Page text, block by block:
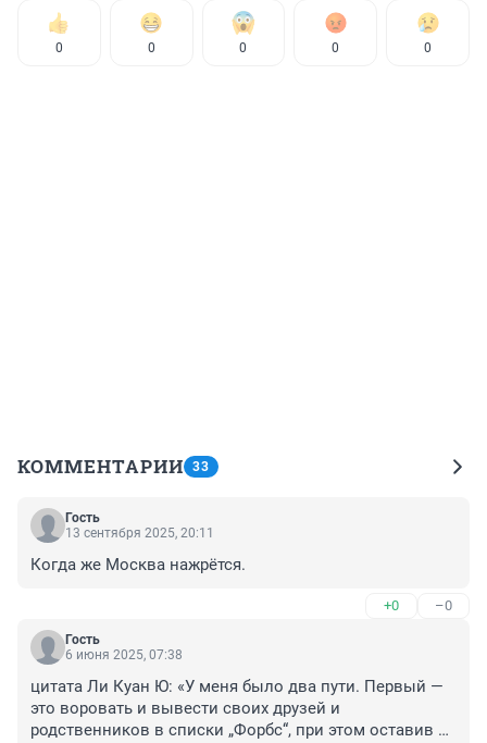
0 0 0 0 0
КОММЕНТАРИИ 33
Гость
13 сентября 2025, 20:11
Когда же Москва нажрётся.
+0 –0
Гость
6 июня 2025, 07:38
цитата Ли Куан Ю: «У меня было два пути. Первый —
это воровать и вывести своих друзей и
родственников в списки „Форбс“, при этом оставив